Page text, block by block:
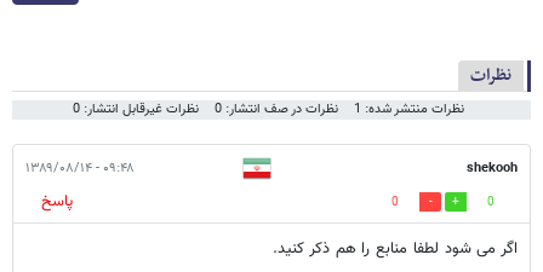
نظرات
نظرات منتشر شده: 1 نظرات در صف انتشار: 0 نظرات غیرقابل انتشار: 0
shekooh ۰۹:۴۸ - ۱۳۸۹/۰۸/۱۴
0
0
پاسخ
اگر می شود لطفا منابع را هم ذکر کنید.